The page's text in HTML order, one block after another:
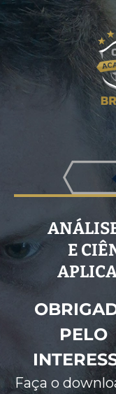
E
PELO
Faça o